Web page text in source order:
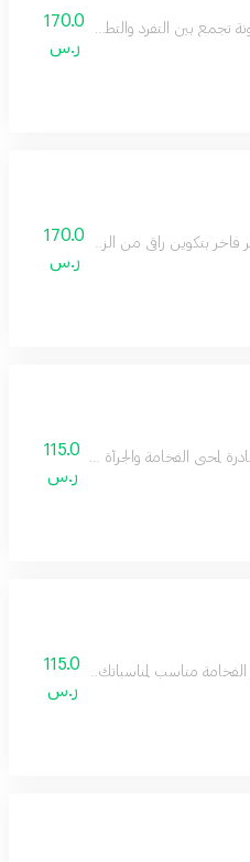
تجمع بين التفرد والتطور والجمال
170.0
ر.س
فاخر بتكوين راقي من الزعفران والمسك
170.0
ر.س
لمحبي الفخامة والجرأة مزيج من رائحة
115.0
ر.س
مناسب لمناسباتك الفخمة يثبت
115.0
ر.س